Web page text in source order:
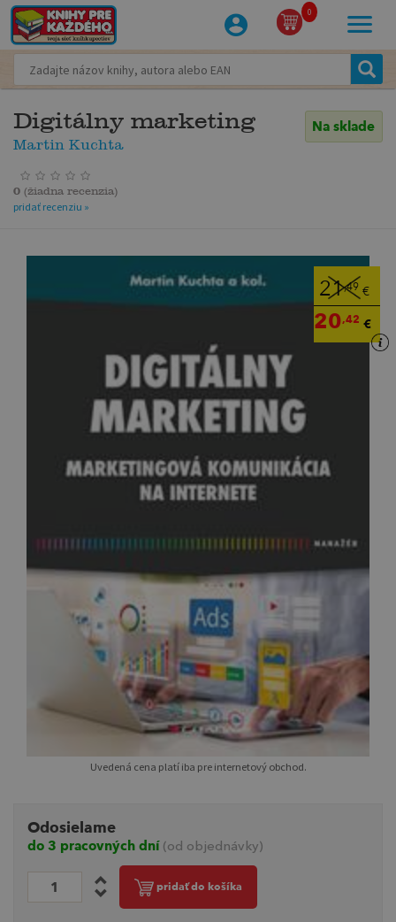
0
Digitálny marketing
Martin Kuchta
Na sklade
0 (žiadna recenzia)
pridať recenziu »
21,49 €
20,42 €
Uvedená cena platí iba pre internetový obchod.
Odosielame
do 3 pracovných dní (od objednávky)
pridať do košíka